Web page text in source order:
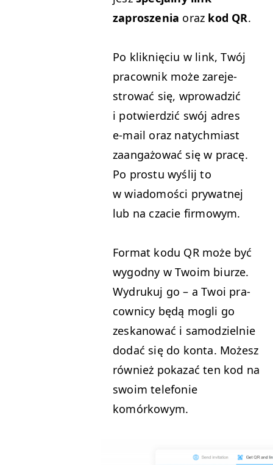
zaproszenia oraz kod QR.
Po kliknię­ciu w link, Twój
pra­cown­ik może zare­je­
strować się, wprowadz­ić
i potwierdz­ić swój adres
e‑mail oraz naty­ch­mi­ast
zaan­gażować się w pracę.
Po pros­tu wyślij to
w wiado­moś­ci pry­wat­nej
lub na cza­cie firmowym.
For­mat kodu QRmoże być
wygod­ny w Twoim biurze.
Wydrukuj go – a Twoi pra­
cown­i­cy będą mogli go
zeskanować i samodziel­nie
dodać się do kon­ta. Możesz
również pokazać ten kod na
swoim tele­fonie
komórkowym.